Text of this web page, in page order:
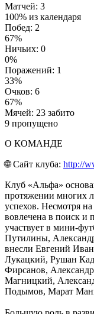
Матчей: 3
100% из календаря
Побед: 2
67%
Ничьих: 0
0%
Поражений: 1
33%
Очков: 6
67%
Мячей: 23 забито
9 пропущено
О КОМАНДЕ
🌐 Сайт клуба: http://
Клуб «Альфа»
протяжении многих
успехов. Несмотря
вовлечена в поиск и
участвует в мини-
Путилины,
внесли Евгений
Лукацкий, Рушан
Фирсанов,
Магницкий,
Подымов, Марат